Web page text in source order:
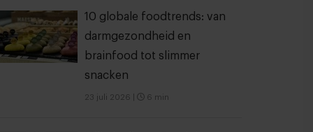
10 globale foodtrends: van
darmgezondheid en
brainfood tot slimmer
snacken
23 juli 2026 6 min